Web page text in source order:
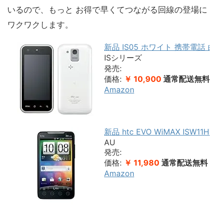
いるので、もっと お得で早くてつながる回線の登場に
ワクワクします。
新品 IS05 ホワイト 携帯電話
ISシリーズ
発売:
価格: ￥ 10,900 通常配送無料
Amazon
新品 htc EVO WiMAX
AU
発売:
価格: ￥ 11,980 通常配送無料
Amazon